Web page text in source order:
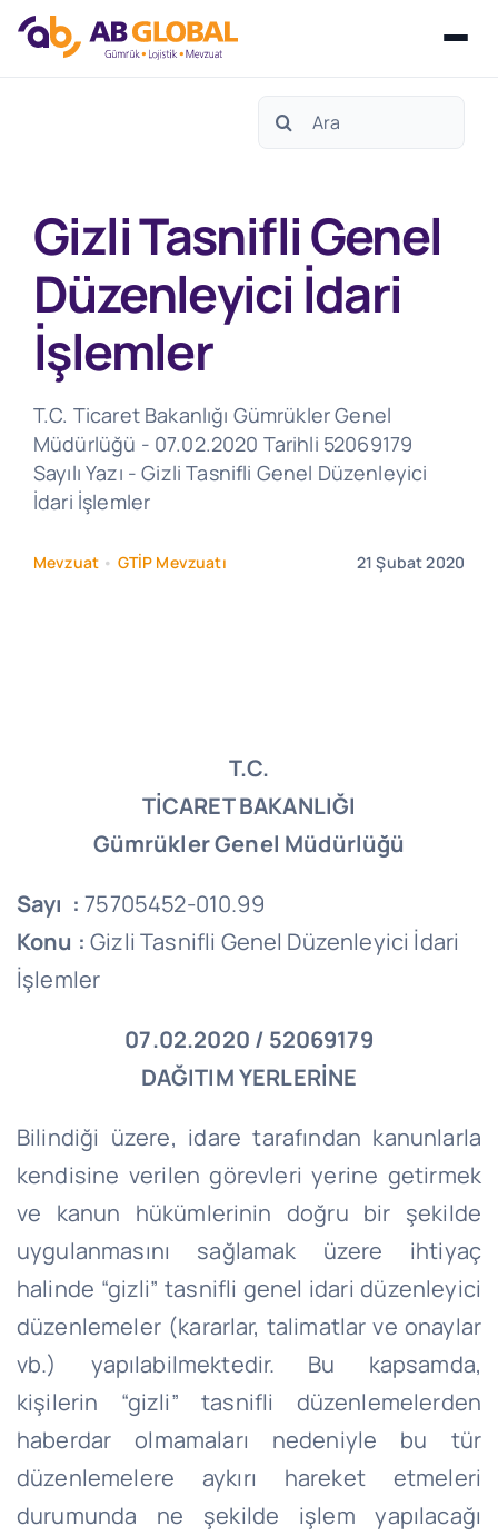
Search
Gizli Tasnifli Genel
Düzenleyici İdari
İşlemler
T.C. Ticaret Bakanlığı Gümrükler Genel
Müdürlüğü - 07.02.2020 Tarihli 52069179
Sayılı Yazı - Gizli Tasnifli Genel Düzenleyici
İdari İşlemler
Mevzuat • GTİP Mevzuatı 21 Şubat 2020
T.C.
TİCARET BAKANLIĞI
Gümrükler Genel Müdürlüğü
Sayı :75705452-010.99
Konu :Gizli Tasnifli Genel Düzenleyici İdari
İşlemler
07.02.2020 / 52069179
DAĞITIM YERLERİNE
Bilindiği üzere, idare tarafından kanunlarla
kendisine verilen görevleri yerine getirmek
ve kanun hükümlerinin doğru bir şekilde
uygulanmasını sağlamak üzere ihtiyaç
halinde “gizli” tasnifli genel idari düzenleyici
düzenlemeler (kararlar, talimatlar ve onaylar
vb.) yapılabilmektedir. Bu kapsamda,
kişilerin “gizli” tasnifli düzenlemelerden
haberdar olmamaları nedeniyle bu tür
düzenlemelere aykırı hareket etmeleri
durumunda ne şekilde işlem yapılacağı